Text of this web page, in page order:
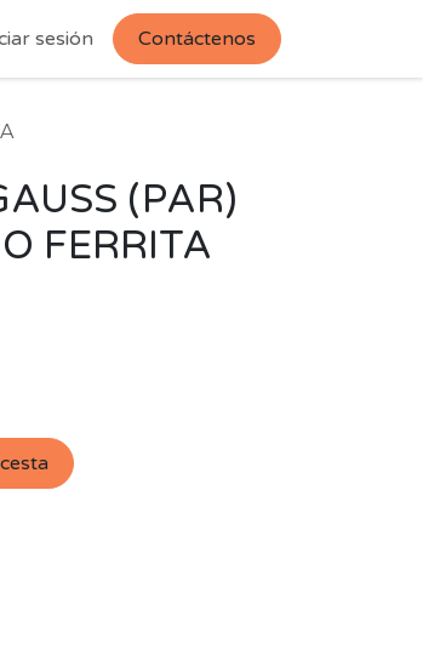
sesión Contáctenos
(PAR)
FERRITA